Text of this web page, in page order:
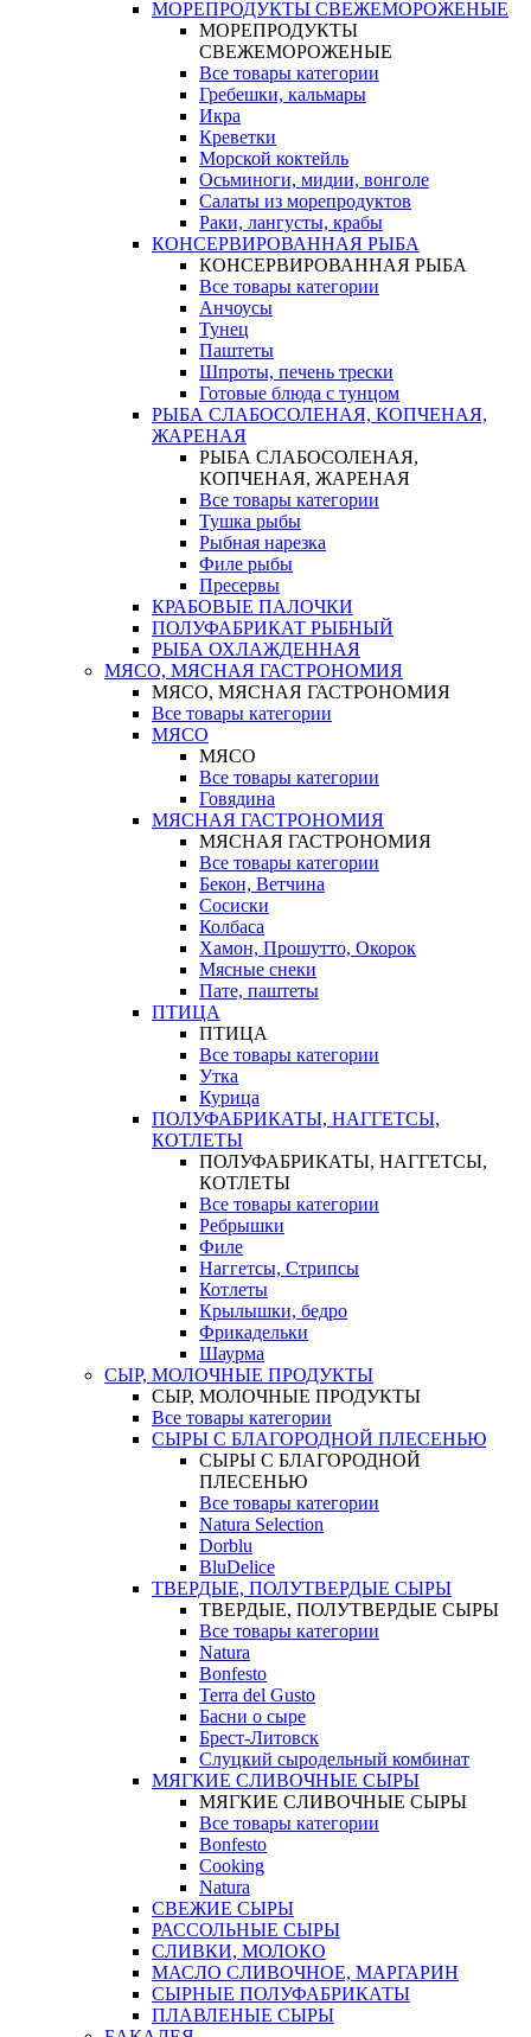
МОРЕПРОДУКТЫ СВЕЖЕМОРОЖЕНЫЕ
МОРЕПРОДУКТЫ
СВЕЖЕМОРОЖЕНЫЕ
Все товары категории
Гребешки, кальмары
Икра
Креветки
Морской коктейль
Осьминоги, мидии, вонголе
Салаты из морепродуктов
Раки, лангусты, крабы
КОНСЕРВИРОВАННАЯ РЫБА
КОНСЕРВИРОВАННАЯ РЫБА
Все товары категории
Анчоусы
Тунец
Паштеты
Шпроты, печень трески
Готовые блюда с тунцом
РЫБА СЛАБОСОЛЕНАЯ, КОПЧЕНАЯ,
ЖАРЕНАЯ
РЫБА СЛАБОСОЛЕНАЯ,
КОПЧЕНАЯ, ЖАРЕНАЯ
Все товары категории
Тушка рыбы
Рыбная нарезка
Филе рыбы
Пресервы
КРАБОВЫЕ ПАЛОЧКИ
ПОЛУФАБРИКАТ РЫБНЫЙ
РЫБА ОХЛАЖДЕННАЯ
МЯСО, МЯСНАЯ ГАСТРОНОМИЯ
МЯСО, МЯСНАЯ ГАСТРОНОМИЯ
Все товары категории
МЯСО
МЯСО
Все товары категории
Говядина
МЯСНАЯ ГАСТРОНОМИЯ
МЯСНАЯ ГАСТРОНОМИЯ
Все товары категории
Бекон, Ветчина
Сосиски
Колбаса
Хамон, Прошутто, Окорок
Мясные снеки
Пате, паштеты
ПТИЦА
ПТИЦА
Все товары категории
Утка
Курица
ПОЛУФАБРИКАТЫ, НАГГЕТСЫ,
КОТЛЕТЫ
ПОЛУФАБРИКАТЫ, НАГГЕТСЫ,
КОТЛЕТЫ
Все товары категории
Ребрышки
Филе
Наггетсы, Стрипсы
Котлеты
Крылышки, бедро
Фрикадельки
Шаурма
СЫР, МОЛОЧНЫЕ ПРОДУКТЫ
СЫР, МОЛОЧНЫЕ ПРОДУКТЫ
Все товары категории
СЫРЫ С БЛАГОРОДНОЙ ПЛЕСЕНЬЮ
СЫРЫ С БЛАГОРОДНОЙ
ПЛЕСЕНЬЮ
Все товары категории
Natura Selection
Dorblu
BluDelice
ТВЕРДЫЕ, ПОЛУТВЕРДЫЕ СЫРЫ
ТВЕРДЫЕ, ПОЛУТВЕРДЫЕ СЫРЫ
Все товары категории
Natura
Bonfesto
Terra del Gusto
Басни о сыре
Брест-Литовск
Слуцкий сыродельный комбинат
МЯГКИЕ СЛИВОЧНЫЕ СЫРЫ
МЯГКИЕ СЛИВОЧНЫЕ СЫРЫ
Все товары категории
Bonfesto
Cooking
Natura
СВЕЖИЕ СЫРЫ
РАССОЛЬНЫЕ СЫРЫ
СЛИВКИ, МОЛОКО
МАСЛО СЛИВОЧНОЕ, МАРГАРИН
СЫРНЫЕ ПОЛУФАБРИКАТЫ
ПЛАВЛЕНЫЕ СЫРЫ